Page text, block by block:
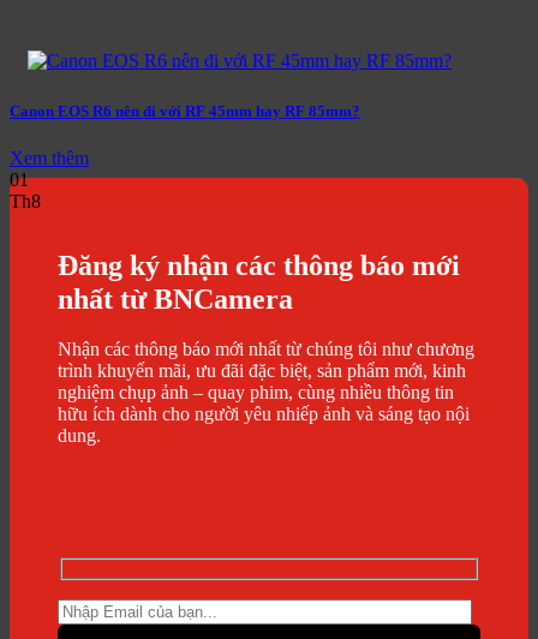
Canon EOS R6 nên đi với RF 45mm hay RF 85mm?
Xem thêm
01
Th8
Đăng ký nhận các thông báo mới
nhất từ BNCamera
Nhận các thông báo mới nhất từ chúng tôi như chương
trình khuyến mãi, ưu đãi đặc biệt, sản phẩm mới, kinh
nghiệm chụp ảnh – quay phim, cùng nhiều thông tin
hữu ích dành cho người yêu nhiếp ảnh và sáng tạo nội
dung.